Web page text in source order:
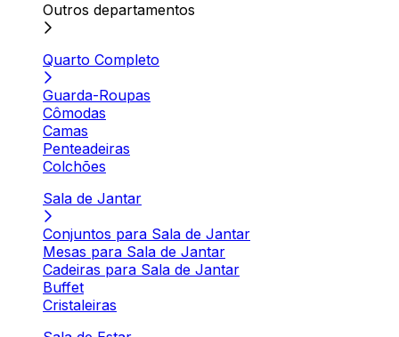
Outros departamentos
Quarto Completo
Guarda-Roupas
Cômodas
Camas
Penteadeiras
Colchões
Sala de Jantar
Conjuntos para Sala de Jantar
Mesas para Sala de Jantar
Cadeiras para Sala de Jantar
Buffet
Cristaleiras